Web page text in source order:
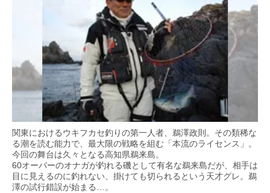
関東におけるウキフカセ釣りの第一人者、鵜澤政則。その類稀な
る潮を読む能力で、最大限の戦略を組む「本流のライセンス」。
今回の舞台は久々となる高知県鵜来島。
60オーバーのオナガが釣れる磯として有名な鵜来島だが、相手は
目に見えるのに釣れない、掛けても切られるという天才グレ。鵜
澤の試行錯誤が始まる…。